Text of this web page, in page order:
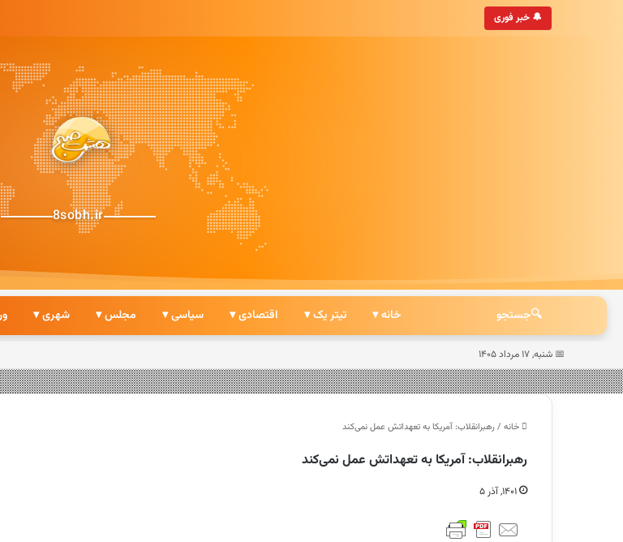
🔔 خبر فوریبه‌روزترین خبرگزاری ایرانی
8sobh.ir
🔍جستجو خانه ▾ تیتر یک ▾ اقتصادی ▾ سیاسی ▾ مجلس ▾ شهری ▾
📅 شنبه, ۱۷ مرداد ۱۴۰۵
خانه /رهبرانقلاب: آمریکا به تعهداتش عمل نمی‌کند
رهبرانقلاب: آمریکا به تعهداتش عمل نمی‌کند
۱۴۰۱, آذر ۵